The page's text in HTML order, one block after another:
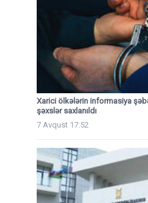
Xarici ölkələrin informasiya
şəxslər saxlanıldı
7 Avqust 17:52